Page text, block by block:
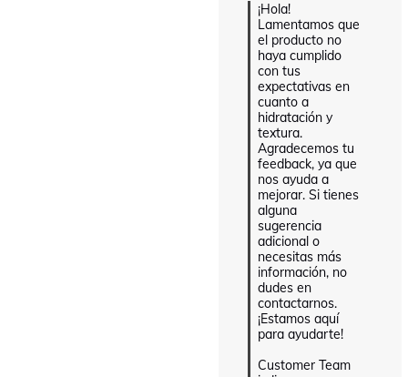
¡Hola!
Lamentamos que
el producto no
haya cumplido
con tus
expectativas en
cuanto a
hidratación y
textura.
Agradecemos tu
feedback, ya que
nos ayuda a
mejorar. Si tienes
alguna
sugerencia
adicional o
necesitas más
información, no
dudes en
contactarnos.
¡Estamos aquí
para ayudarte!
Customer Team